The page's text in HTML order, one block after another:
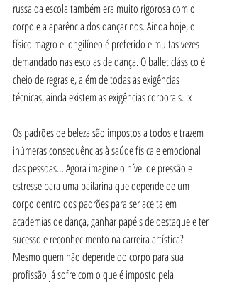
russa da escola também era muito rigorosa com o
corpo e a aparência dos dançarinos. Ainda hoje, o
físico magro e longilíneo é preferido e muitas vezes
demandado nas escolas de dança. O ballet clássico é
cheio de regras e, além de todas as exigências
técnicas, ainda existem as exigências corporais. :x
Os padrões de beleza são impostos a todos e trazem
inúmeras consequências à saúde física e emocional
das pessoas… Agora imagine o nível de pressão e
estresse para uma bailarina que depende de um
corpo dentro dos padrões para ser aceita em
academias de dança, ganhar papéis de destaque e ter
sucesso e reconhecimento na carreira artística?
Mesmo quem não depende do corpo para sua
profissão já sofre com o que é imposto pela